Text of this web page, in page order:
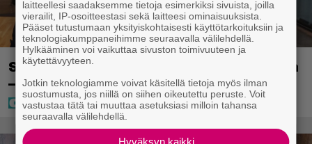
Sara ja Mikko Parikka etsivät uutta kotia
– ”Seuraavaan kotiin tämmöinen”
laitteellesi saadaksemme tietoja esimerkiksi sivuista, joilla
vierailit, IP-osoitteestasi sekä laitteesi ominaisuuksista.
Pääset tutustumaan yksityiskohtaisesti käyttötarkoituksiin ja
teknologiakumppaneihimme seuraavalla välilehdellä.
Hylkääminen voi vaikuttaa sivuston toimivuuteen ja
käytettävyyteen.
Jotkin teknologiamme voivat käsitellä tietoja myös ilman
suostumusta, jos niillä on siihen oikeutettu peruste. Voit
vastustaa tätä tai muuttaa asetuksiasi milloin tahansa
seuraavalla välilehdellä.
Hyväksyn kaikki